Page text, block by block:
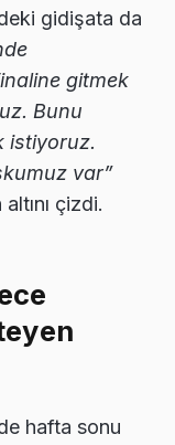
gidişata da
gitmek
Bunu
istiyoruz.
var”
çizdi.
hafta sonu